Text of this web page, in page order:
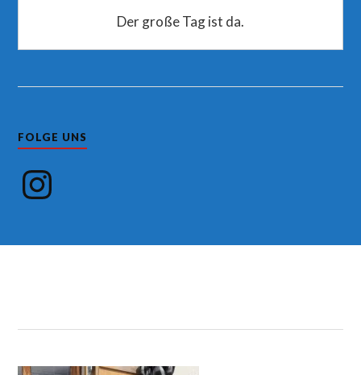
Der große Tag ist da.
FOLGE UNS
Instagram